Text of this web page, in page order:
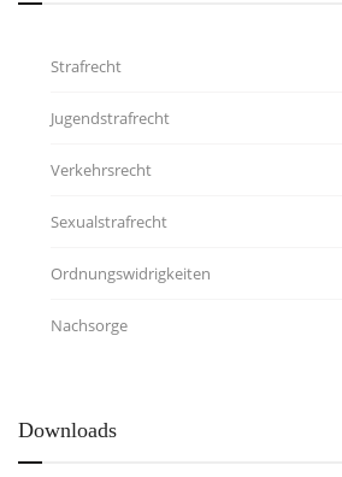
Strafrecht
Jugendstrafrecht
Verkehrsrecht
Sexualstrafrecht
Ordnungswidrigkeiten
Nachsorge
Downloads